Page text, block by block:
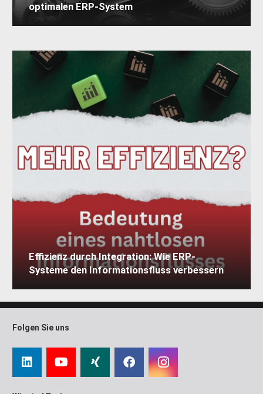
optimalen ERP-System
Effizienz durch Integration: Wie ERP-
Systeme den Informationsfluss verbessern
Folgen Sie uns